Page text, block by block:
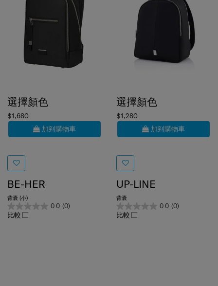
選擇顏色
$1,680
加到購物車
BE-HER
背囊 (小)
0.0 (0)
比較
選擇顏色
$1,280
加到購物車
UP-LINE
背囊
0.0 (0)
比較